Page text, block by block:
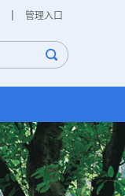
管理入口
|